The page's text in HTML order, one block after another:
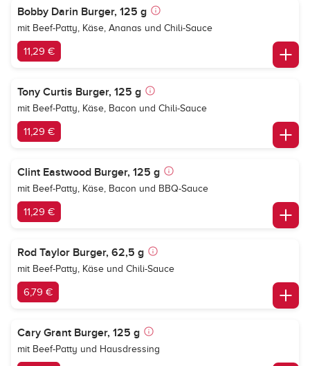
Bobby Darin Burger, 125 g
mit Beef-Patty, Käse, Ananas und Chili-Sauce
11,29 €
Tony Curtis Burger, 125 g
mit Beef-Patty, Käse, Bacon und Chili-Sauce
11,29 €
Clint Eastwood Burger, 125 g
mit Beef-Patty, Käse, Bacon und BBQ-Sauce
11,29 €
Rod Taylor Burger, 62,5 g
mit Beef-Patty, Käse und Chili-Sauce
6,79 €
Cary Grant Burger, 125 g
mit Beef-Patty und Hausdressing